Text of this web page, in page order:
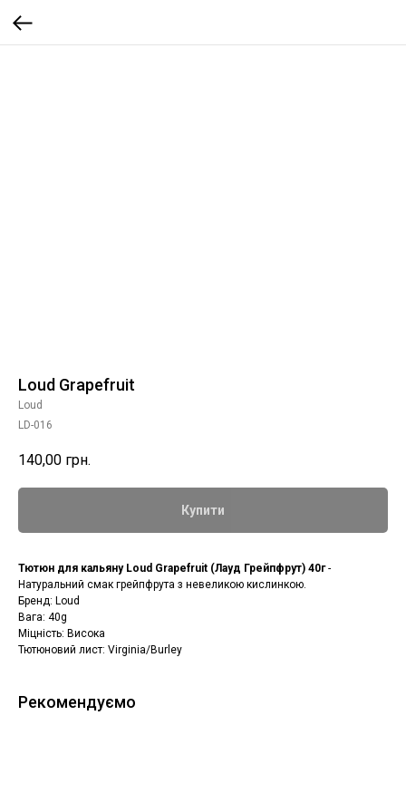
Loud Grapefruit
Loud
LD-016
140,00 грн.
Купити
Тютюн для кальяну Loud Grapefruit (Лауд Грейпфрут) 40г-
Натуральний смак грейпфрута з невеликою кислинкою.
Бренд: Loud
Вага: 40g
Міцність: Висока
Тютюновий лист: Virginia/Burley
Рекомендуємо